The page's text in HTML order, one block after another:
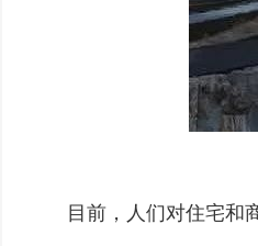
目前，人们对住宅和